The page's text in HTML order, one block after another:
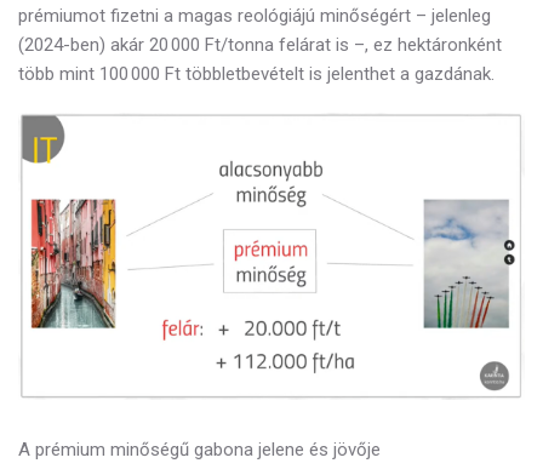
prémiumot fizetni a magas reológiájú minőségért – jelenleg
(2024-ben) akár 20 000 Ft/tonna felárat is –, ez hektáronként
több mint 100 000 Ft többletbevételt is jelenthet a gazdának.
A prémium minőségű gabona jelene és jövője